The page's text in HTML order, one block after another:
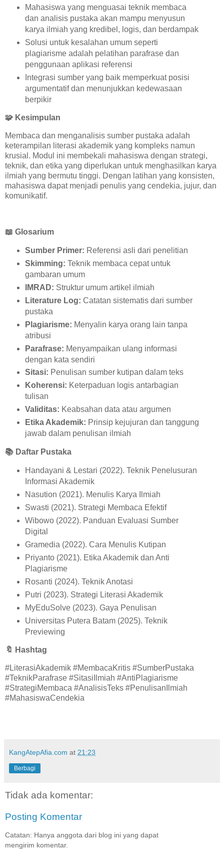
Mahasiswa yang menguasai teknik membaca
dan analisis pustaka akan mampu menyusun
karya ilmiah yang kredibel, logis, dan berdampak
Solusi untuk kesalahan umum seperti
plagiarisme adalah pelatihan parafrase dan
penggunaan aplikasi referensi
Integrasi sumber yang baik memperkuat posisi
argumentatif dan menunjukkan kedewasaan
berpikir
🧩 Kesimpulan
Membaca dan menganalisis sumber pustaka adalah
keterampilan literasi akademik yang kompleks namun
krusial. Modul ini membekali mahasiswa dengan strategi,
teknik, dan etika yang diperlukan untuk menghasilkan karya
ilmiah yang bermutu tinggi. Dengan latihan yang konsisten,
mahasiswa dapat menjadi penulis yang cendekia, jujur, dan
komunikatif.
📖 Glosarium
Sumber Primer: Referensi asli dari penelitian
Skimming: Teknik membaca cepat untuk
gambaran umum
IMRAD: Struktur umum artikel ilmiah
Literature Log: Catatan sistematis dari sumber
pustaka
Plagiarisme: Menyalin karya orang lain tanpa
atribusi
Parafrase: Menyampaikan ulang informasi
dengan kata sendiri
Sitasi: Penulisan sumber kutipan dalam teks
Koherensi: Keterpaduan logis antarbagian
tulisan
Validitas: Keabsahan data atau argumen
Etika Akademik: Prinsip kejujuran dan tanggung
jawab dalam penulisan ilmiah
📚 Daftar Pustaka
Handayani & Lestari (2022). Teknik Penelusuran
Informasi Akademik
Nasution (2021). Menulis Karya Ilmiah
Swasti (2021). Strategi Membaca Efektif
Wibowo (2022). Panduan Evaluasi Sumber
Digital
Gramedia (2022). Cara Menulis Kutipan
Priyanto (2021). Etika Akademik dan Anti
Plagiarisme
Rosanti (2024). Teknik Anotasi
Putri (2023). Strategi Literasi Akademik
MyEduSolve (2023). Gaya Penulisan
Universitas Putera Batam (2025). Teknik
Previewing
🔖 Hashtag
#LiterasiAkademik #MembacaKritis #SumberPustaka
#TeknikParafrase #SitasiIlmiah #AntiPlagiarisme
#StrategiMembaca #AnalisisTeks #PenulisanIlmiah
#MahasiswaCendekia
KangAtepAfia.com at 21:23
Berbagi
Tidak ada komentar:
Posting Komentar
Catatan: Hanya anggota dari blog ini yang dapat
mengirim komentar.